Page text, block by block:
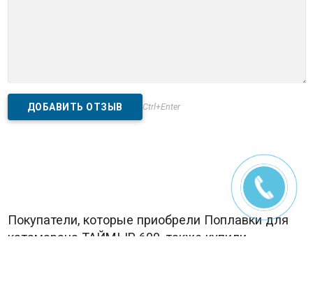
Ctrl+Enter
Покупатели, которые приобрели Поплавки для
катамарана ТАЙМЫР 600, также купили